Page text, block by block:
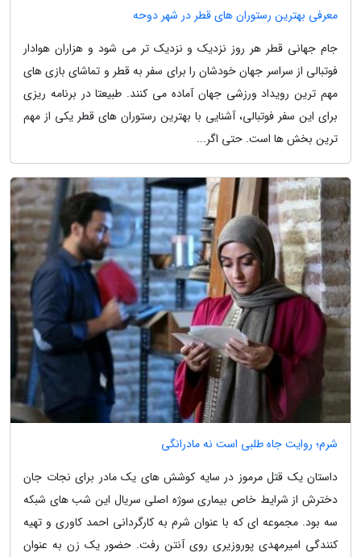
معرفی بهترین رستوران های قطر در شهر دوحه
جام جهانی قطر هر روز نزدیک و نزدیک تر می شود و هزاران هوادار
فوتبالی از سراسر جهان خودشان را برای سفر به قطر و تماشای بازی های
مهم ترین رویداد ورزشی جهان آماده می کنند. طبیعتا در برنامه ریزی
برای این سفر فوتبالی، آشنایی با بهترین رستوران های قطر یکی از مهم
ترین بخش ها است. حتی اگر...
شرم؛ روایت جاه طلبی است نه مادرانگی
داستان یک قتل مرموز در سایه کوشش های یک مادر برای نجات جان
دخترش از شرایط خاص بیماری سوژه اصلی سریال این شب های شبکه
سه بود. مجموعه ای که با عنوان شرم به کارگردانی احمد کاوری و تهیه
کنندگی امیرمهدی پوروزیری روی آنتن رفت. حضور یک زن به عنوان